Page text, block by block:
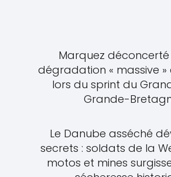
Marquez
dégradation « massive »
lors du sprint du
Grande-
Le Danube asséché
secrets : soldats de la
motos et mines